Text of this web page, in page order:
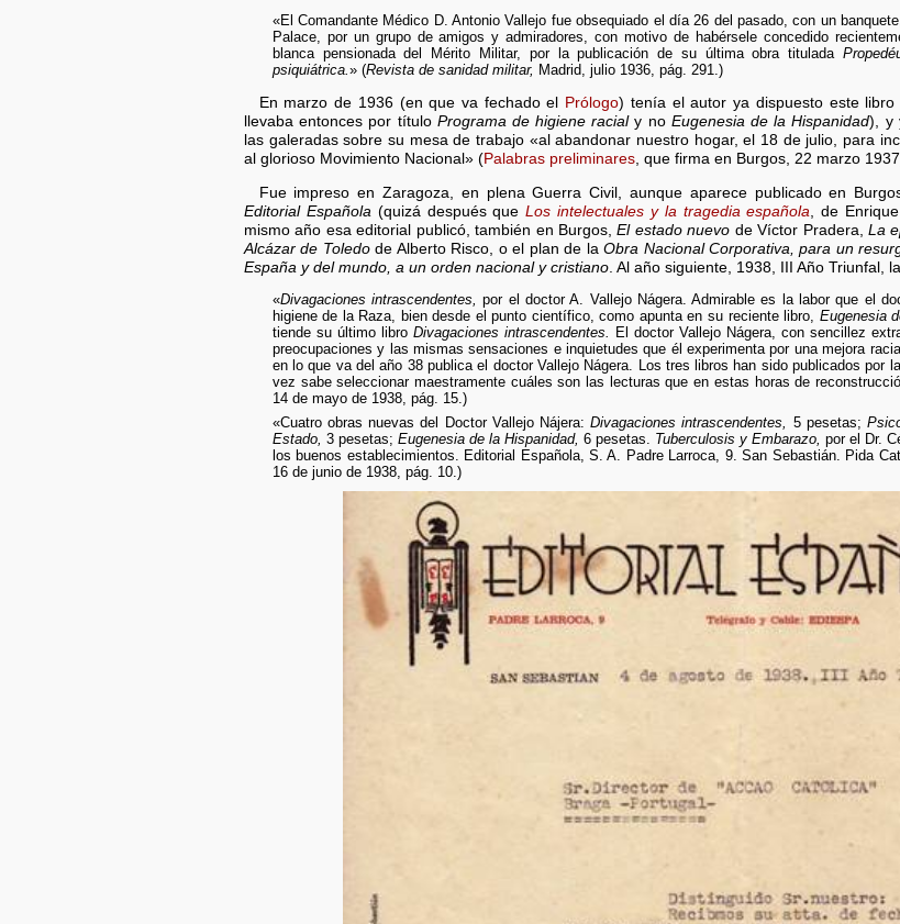
«El Comandante Médico D. Antonio Vallejo fue obsequiado el día 26 del pasado, con un
Palace, por un grupo de amigos y admiradores, con motivo de habérsele concedido
blanca pensionada del Mérito Militar, por la publicación de su última obra titulada
psiquiátrica.» (Revista de sanidad militar, Madrid, julio 1936, pág. 291.)
En marzo de 1936 (en que va fechado el
Prólogo) tenía el autor ya dispuesto este libro
llevaba entonces por título Programa de higiene racialy no Eugenesia de la Hispanidad), y
las galeradas sobre su mesa de trabajo «al abandonar nuestro hogar, el 18 de julio, para
al glorioso Movimiento Nacional» (Palabras preliminares , que firma en Burgos, 22 marzo
Fue impreso en Zaragoza, en plena Guerra Civil, aunque aparece publicado en
Editorial Española (quizá después queLos intelectuales y la tragedia española , de
mismo año esa editorial publicó, también en Burgos,El estado nuevo de Víctor Pradera, La
Alcázar de Toledode Alberto Risco, o el plan de laObra Nacional Corporativa, para un
España y del mundo, a un orden nacional y cristiano . Al año siguiente, 1938, III Año Triunfal,
«Divagaciones intrascendentes, por el doctor A. Vallejo Nágera. Admirable es la labor que el
higiene de la Raza, bien desde el punto científico, como apunta en su reciente libro, Eugenesia
tiende su último libro Divagaciones intrascendentes. El doctor Vallejo Nágera, con sencillez
preocupaciones y las mismas sensaciones e inquietudes que él experimenta por una mejora
en lo que va del año 38 publica el doctor Vallejo Nágera. Los tres libros han sido publicados por
vez sabe seleccionar maestramente cuáles son las lecturas que en estas horas de
14 de mayo de 1938, pág. 15.)
«Cuatro obras nuevas del Doctor Vallejo Nájera:Divagaciones intrascendentes, 5 pesetas;
Estado, 3 pesetas; Eugenesia de la Hispanidad, 6 pesetas. Tuberculosis y Embarazo, por el Dr.
los buenos establecimientos. Editorial Española, S. A. Padre Larroca, 9. San Sebastián. Pida
16 de junio de 1938, pág. 10.)